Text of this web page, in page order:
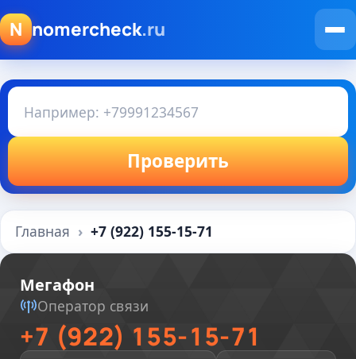
N nomercheck.ru
Проверить
Главная +7 (922) 155-15-71
Мегафон
Оператор связи
+7 (922) 155-15-71